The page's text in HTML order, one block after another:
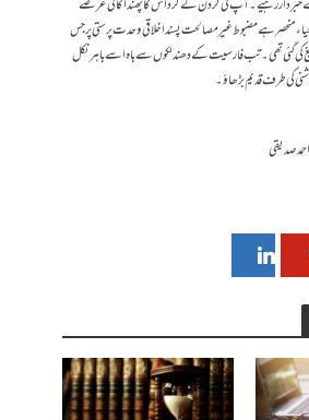
رہیے۔ آپ کی گردن کے گرد اس کا پھندا کافی عرصے
منحصر ہے مضبوط غیر مصالحت پسند اخلاقی وحدت پرستی پر جس
کی گئی تھی۔ تب فارسیت کے دھندلکوں سے باہ اسے باہر نکل
کی طرف قدیم بڑھاؤ۔
صدیقی